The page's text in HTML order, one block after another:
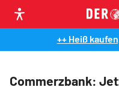
++ Heiß
Commerzbank: